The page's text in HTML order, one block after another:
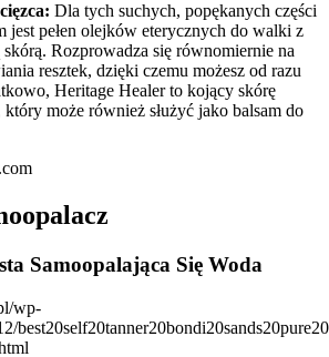
Dla tych suchych, popękanych części
jest pełen olejków eterycznych do walki z
skórą. Rozprowadza się równomiernie na
resztek, dzięki czemu możesz od razu
Heritage Healer to kojący skórę
może również służyć jako balsam do
Samoopalająca Się Woda